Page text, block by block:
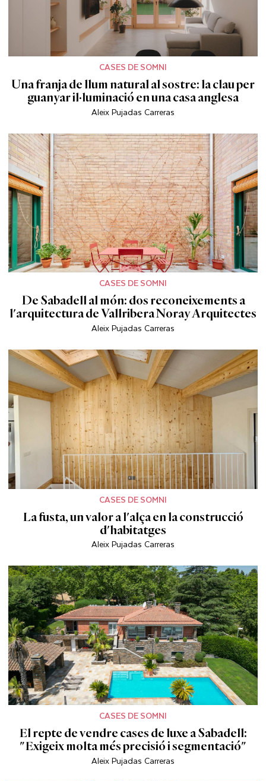
CASES DE SOMNI
Una franja de llum natural al sostre: la clau per
guanyar il·luminació en una casa anglesa
Aleix Pujadas Carreras
CASES DE SOMNI
De Sabadell al món: dos reconeixements a
l'arquitectura de Vallribera Noray Arquitectes
Aleix Pujadas Carreras
CASES DE SOMNI
La fusta, un valor a l'alça en la construcció
d'habitatges
Aleix Pujadas Carreras
CASES DE SOMNI
El repte de vendre cases de luxe a Sabadell:
"Exigeix molta més precisió i segmentació"
Aleix Pujadas Carreras